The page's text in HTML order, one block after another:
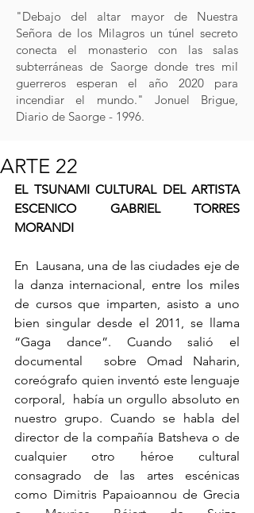
"Debajo del altar mayor de Nuestra
Señora de los Milagros un túnel secreto
conecta el monasterio con las salas
subterráneas de Saorge donde tres mil
guerreros esperan el año 2020 para
incendiar el mundo." Jonuel Brigue,
Diario de Saorge - 1996.
ARTE 22
EL TSUNAMI CULTURAL DEL ARTISTA
ESCENICO GABRIEL TORRES
MORANDI
En  Lausana, una de las ciudades eje de
la danza internacional, entre los miles
de cursos que imparten, asisto a uno
bien singular desde el 2011, se llama
“Gaga dance”. Cuando salió el
documental  sobre Omad Naharin,
coreógrafo quien inventó este lenguaje
corporal,  había un orgullo absoluto en
nuestro grupo. Cuando se habla del
director de la compañía Batsheva o de
cualquier otro héroe cultural
consagrado de las artes escénicas
como Dimitris Papaioannou de Grecia